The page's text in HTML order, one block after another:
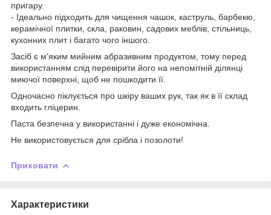
пригару.
- Ідеально підходить для чищення чашок, каструль, барбекю,
керамічної плитки, скла, раковин, садових меблів, стільниць,
кухонних плит і багато чого іншого.
Засіб є м'яким мийним абразивним продуктом, тому перед
використанням слід перевірити його на непомітній ділянці
миючої поверхні, щоб не пошкодити її.
Одночасно піклується про шкіру ваших рук, так як в її склад
входить гліцерин.
Паста безпечна у використанні і дуже економічна.
Не використовується для срібла і позолоти!
Приховати
Характеристики